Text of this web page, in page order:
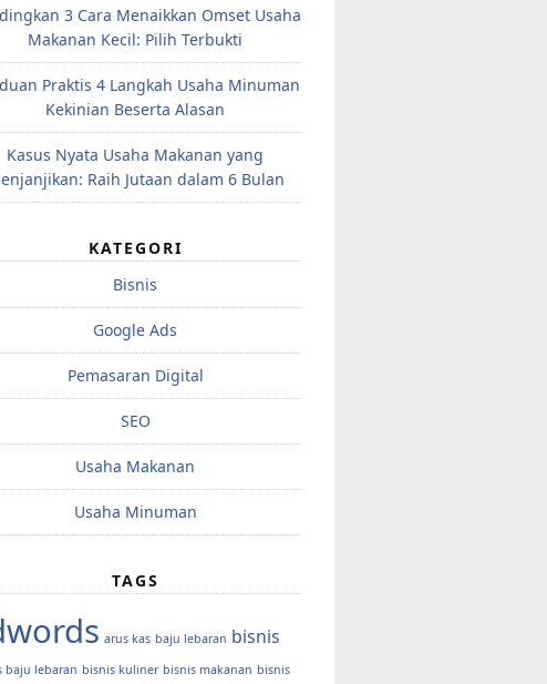
3 Cara Menaikkan Omset Usaha
Makanan Kecil: Pilih Terbukti
Praktis 4 Langkah Usaha Minuman
Kekinian Beserta Alasan
Kasus Nyata Usaha Makanan yang
Raih Jutaan dalam 6 Bulan
KATEGORI
Bisnis
Google Ads
Pemasaran Digital
SEO
Usaha Makanan
Usaha Minuman
TAGS
arus kas baju lebaran bisnis
baju lebaran bisnis kuliner bisnis makanan bisnis